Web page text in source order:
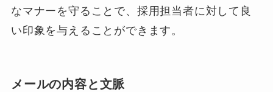
なマナーを守ることで、採用担当者に対して良
い印象を与えることができます。
メールの内容と文脈